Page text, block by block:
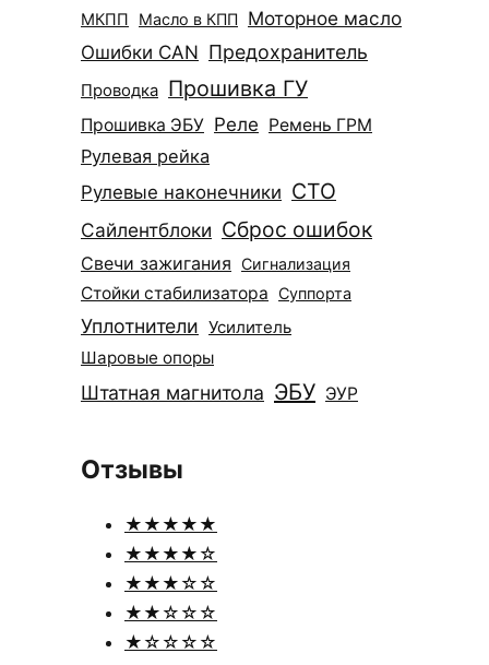
МКПП Масло в КПП
Моторное масло
Ошибки CAN Предохранитель
Проводка Прошивка ГУ
Прошивка ЭБУ Реле Ремень ГРМ
Рулевая рейка
Рулевые наконечники СТО
Сайлентблоки Сброс ошибок
Свечи зажигания Сигнализация
Стойки стабилизатора Суппорта
Уплотнители Усилитель
Шаровые опоры
Штатная магнитола ЭБУ ЭУР
Отзывы
★★★★★
★★★★☆
★★★☆☆
★★☆☆☆
★☆☆☆☆